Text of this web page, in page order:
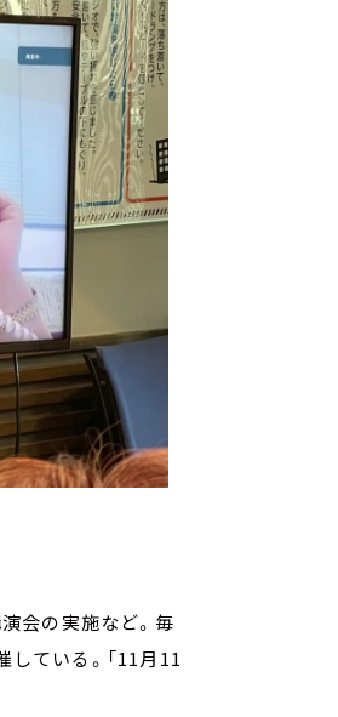
会の実施など。毎
ている。「11月11